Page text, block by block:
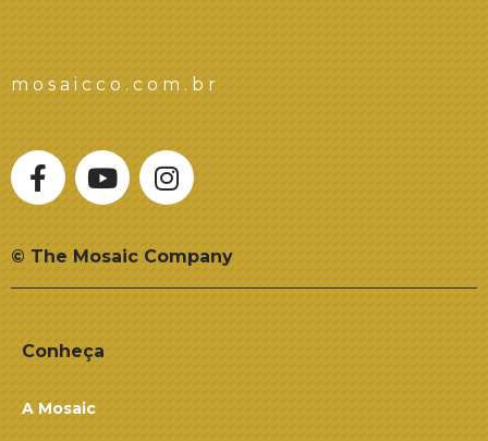
mosaicco.com.br
© The Mosaic Company
Conheça
A Mosaic